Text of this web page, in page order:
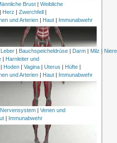
Brust| Weibliche
Herz | Zwerchfell|
und Arterien | Haut | Immunabwehr
Leber| Bauchspeicheldrüse| Darm| Milz |
| Harnleiter und
| Hoden| Vagina| Uterus | Hüfte|
und Arterien | Haut | Immunabwehr
Nervensystem
Venen und
Immunabwehr